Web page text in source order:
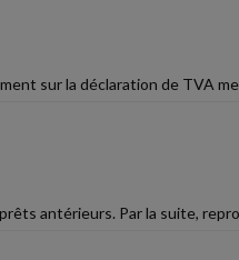
sur la déclaration de TVA
antérieurs. Par la suite,